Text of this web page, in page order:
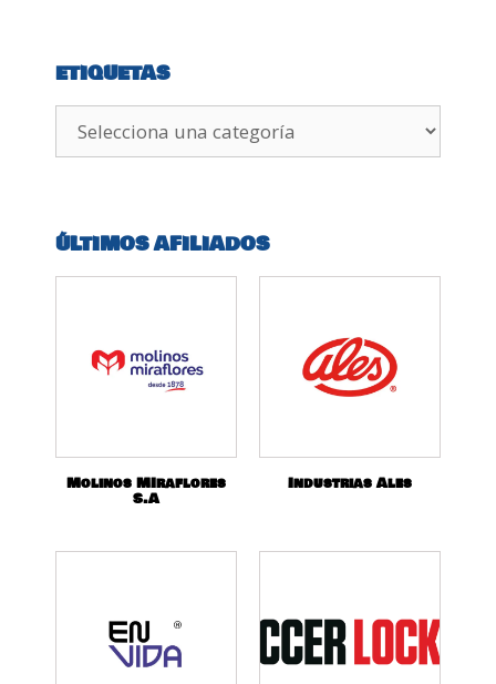
ETIQUETAS
ÚLTIMOS AFILIADOS
Molinos MIraflores
S.A
Industrias Ales